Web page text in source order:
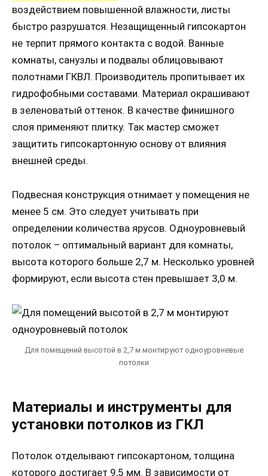
воздействием повышенной влажности, листы
быстро разрушатся. Незащищенный гипсокартон
не терпит прямого контакта с водой. Ванные
комнаты, санузлы и подвалы облицовывают
полотнами ГКВЛ. Производитель пропитывает их
гидрофобными составами. Материал окрашивают
в зеленоватый оттенок. В качестве финишного
слоя применяют плитку. Так мастер сможет
защитить гипсокартонную основу от влияния
внешней среды.
Подвесная конструкция отнимает у помещения не
менее 5 см. Это следует учитывать при
определении количества ярусов. Одноуровневый
потолок – оптимальный вариант для комнаты,
высота которого больше 2,7 м. Несколько уровней
формируют, если высота стен превышает 3,0 м.
Для помещений высотой в 2,7 м монтируют одноуровневые
потолки
Материалы и инструменты для
установки потолков из ГКЛ
Потолок отделывают гипсокартоном, толщина
которого достигает 9,5 мм. В зависимости от